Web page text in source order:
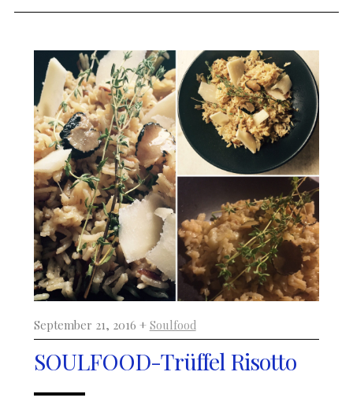
September 21, 2016 + Soulfood
SOULFOOD-Trüffel Risotto